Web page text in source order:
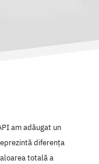
am adăugat un
diferența
totală a